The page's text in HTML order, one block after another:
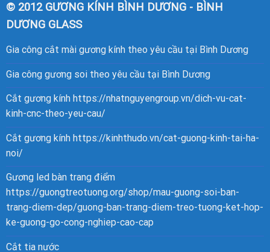
© 2012 GƯƠNG KÍNH BÌNH DƯƠNG - BÌNH
DƯƠNG GLASS
Gia công cắt mài gương kính theo yêu cầu tại Bình Dương
Gia công gương soi theo yêu cầu tại Bình Dương
Cắt gương kính https://nhatnguyengroup.vn/dich-vu-cat-
kinh-cnc-theo-yeu-cau/
Cắt gương kính https://kinhthudo.vn/cat-guong-kinh-tai-ha-
noi/
Gương led bàn trang điểm
https://guongtreotuong.org/shop/mau-guong-soi-ban-
trang-diem-dep/guong-ban-trang-diem-treo-tuong-ket-hop-
ke-guong-go-cong-nghiep-cao-cap
Cắt tia nước